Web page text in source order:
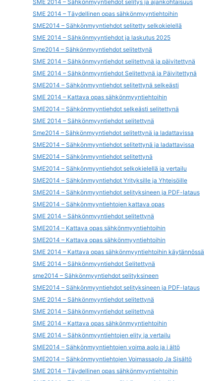
SME 2014 – Sähkönmyyntiehdot selitys ja ajankohtaisuus
SME 2014 – Täydellinen opas sähkönmyyntiehtoihin
SME2014 – Sähkönmyyntiehdot selitetty selkokielellä
SME 2014 – Sähkönmyyntiehdot ja laskutus 2025
Sme2014 – Sähkönmyyntiehdot selitettynä
SME 2014 – Sähkönmyyntiehdot selitettynä ja päivitettynä
SME 2014 – Sähkönmyyntiehdot Selitettynä ja Päivitettynä
SME2014 – Sähkönmyyntiehdot selitettynä selkeästi
SME 2014 – Kattava opas sähkönmyyntiehtoihin
SME2014 – Sähkönmyyntiehdot selkeästi selitettynä
SME 2014 – Sähkönmyyntiehdot selitettynä
Sme2014 – Sähkönmyyntiehdot selitettynä ja ladattavissa
SME2014 – Sähkönmyyntiehdot selitettynä ja ladattavissa
SME2014 – Sähkönmyyntiehdot selitettynä
SME2014 – Sähkönmyyntiehdot selkokielellä ja vertailu
SME2014 – Sähkönmyyntiehdot Yrityksille ja Yhteisöille
SME2014 – Sähkönmyyntiehdot selityksineen ja PDF-lataus
SME2014 – Sähkönmyyntiehtojen kattava opas
SME 2014 – Sähkönmyyntiehdot selitettynä
SME2014 – Kattava opas sähkönmyyntiehtoihin
SME2014 – Kattava opas sähkönmyyntiehtoihin
SME 2014 – Kattava opas sähkönmyyntiehtoihin käytännössä
SME 2014 – Sähkönmyyntiehdot Selitettynä
sme2014 – Sähkönmyyntiehdot selityksineen
SME2014 – Sähkönmyyntiehdot selityksineen ja PDF-lataus
SME 2014 – Sähkönmyyntiehdot selitettynä
SME 2014 – Sähkönmyyntiehdot selitettynä
SME 2014 – Kattava opas sähkönmyyntiehtoihin
SME 2014 – Sähkönmyyntiehtojen elity ja vertailu
SME2014 – Sähkönmyyntiehtojen voima aolo ja i ältö
SME2014 – Sähkönmyyntiehtojen Voimassaolo Ja Sisältö
SME 2014 – Täydellinen opas sähkönmyyntiehtoihin